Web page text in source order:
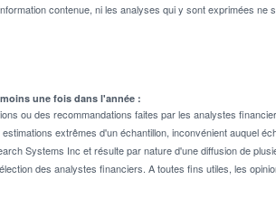
contenue, ni les analyses qui y sont exprimées ne
une fois dans l'année :
ou des recommandations faites par les analystes
extrêmes d'un échantillon, inconvénient auquel
Systems Inc et résulte par nature d'une diffusion de
des analystes financiers. A toutes fins utiles, les